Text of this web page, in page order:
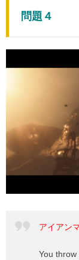
問題４
アイアン
You throw